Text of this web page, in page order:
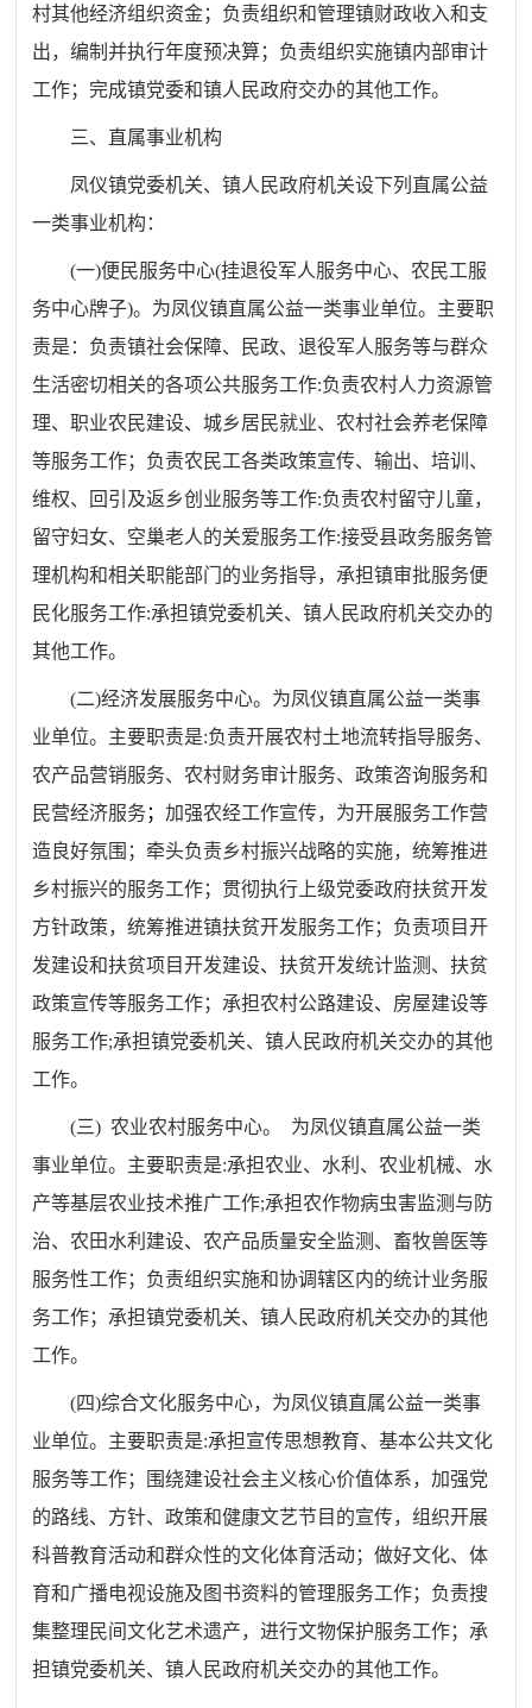
村其他经济组织资金；负责组织和管理镇财政收入和支
出，编制并执行年度预决算；负责组织实施镇内部审计
工作；完成镇党委和镇人民政府交办的其他工作。
三、直属事业机构
凤仪镇党委机关、镇人民政府机关设下列直属公益
一类事业机构：
(一)便民服务中心(挂退役军人服务中心、农民工服
务中心牌子)。为凤仪镇直属公益一类事业单位。主要职
责是：负责镇社会保障、民政、退役军人服务等与群众
生活密切相关的各项公共服务工作:负责农村人力资源管
理、职业农民建设、城乡居民就业、农村社会养老保障
等服务工作； 负责农民工各类政策宣传、输出、培训、
维权、回引及返乡创业服务等工作:负责农村留守儿童，
留守妇女、空巢老人的关爱服务工作:接受县政务服务管
理机构和相关职能部门的业务指导，承担镇审批服务便
民化服务工作:承担镇党委机关、镇人民政府机关交办的
其他工作。
(二)经济发展服务中心。为凤仪镇直属公益一类事
业单位。主要职责是:负责开展农村土地流转指导服务、
农产品营销服务、农村财务审计服务、政策咨询服务和
民营经济服务；加强农经工作宣传，为开展服务工作营
造良好氛围 ；牵头负责乡村振兴战略的实施，统筹推进
乡村振兴的服务工作； 贯彻执行上级党委政府扶贫开发
方针政策，统筹推进镇扶贫开发服务工作； 负责项目开
发建设和扶贫项目开发建设、扶贫开发统计监测、扶贫
政策宣传等服务工作； 承担农村公路建设、房屋建设等
服务工作;承担镇党委机关、镇人民政府机关交办的其他
工作。
(三) 农业农村服务中心。 为凤仪镇直属公益一类
事业单位。主要职责是:承担农业、水利、农业机械、水
产等基层农业技术推广工作;承担农作物病虫害监测与防
治、农田水利建设、农产品质量安全监测、畜牧兽医等
服务性工作； 负责组织实施和协调辖区内的统计业务服
务工作； 承担镇党委机关、镇人民政府机关交办的其他
工作。
(四)综合文化服务中心，为凤仪镇直属公益一类事
业单位。主要职责是:承担宣传思想教育、基本公共文化
服务等工作；
围绕建设社会主义核心价值体系，加强党
的路线、方针、政策和健康文艺节目的宣传，组织开展
科普教育活动和群众性的文化体育活动；做好文化、体
育和广播电视设施及图书资料的管理服务工作； 负责搜
集整理民间文化艺术遗产，进行文物保护服务工作；承
担镇党委机关、镇人民政府机关交办的其他工作。